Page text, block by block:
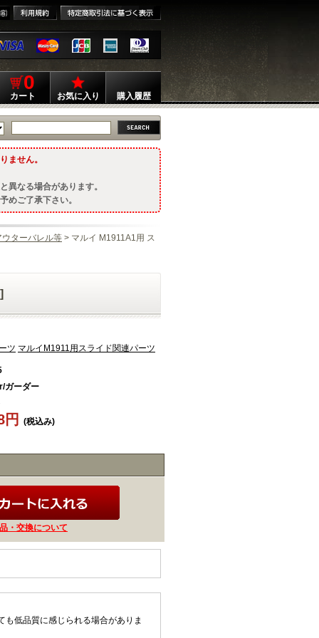
0
カート お気に入り 購入履歴
ません。
異なる場合があります。
めご了承下さい。
ターバレル等 > マルイ M1911A1用 ス
ツ マルイM1911用スライド関連パーツ
ガーダー
円
(税込み)
・交換について
低品質に感じられる場合がありま